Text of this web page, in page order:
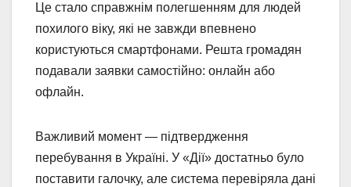
Це стало справжнім полегшенням для людей
похилого віку, які не завжди впевнено
користуються смартфонами. Решта громадян
подавали заявки самостійно: онлайн або
офлайн.
Важливий момент — підтвердження
перебування в Україні. У «Дії» достатньо було
поставити галочку, але система перевіряла дані